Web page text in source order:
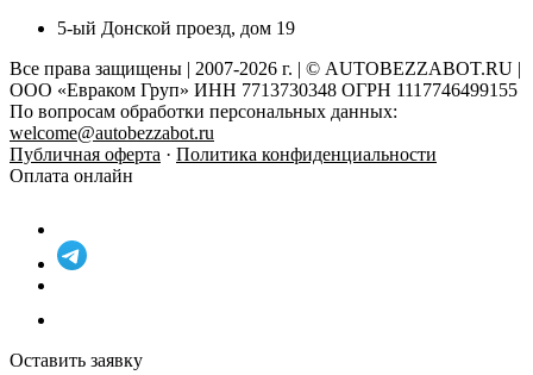
5-ый Донской проезд, дом 19
Все права защищены | 2007-2026 г. | © AUTOBEZZABOT.RU |
ООО «Евраком Груп» ИНН 7713730348 ОГРН 1117746499155
По вопросам обработки персональных данных:
welcome@autobezzabot.ru
Публичная оферта · Политика конфиденциальности
Оплата онлайн
Оставить заявку